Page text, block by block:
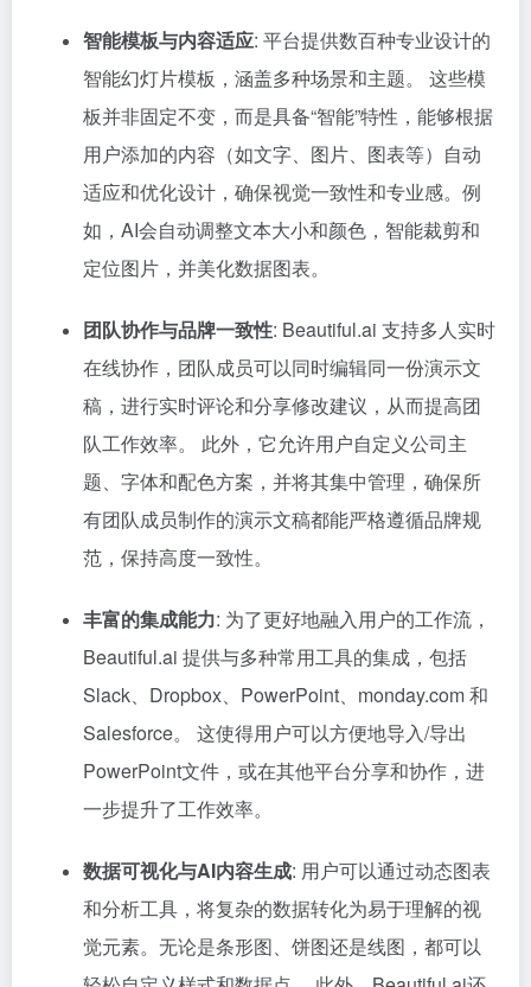
智能模板与内容适应: 平台提供数百种专业设计的
智能幻灯片模板，涵盖多种场景和主题。 这些模
板并非固定不变，而是具备“智能”特性，能够根据
用户添加的内容（如文字、图片、图表等）自动
适应和优化设计，确保视觉一致性和专业感。例
如，AI会自动调整文本大小和颜色，智能裁剪和
定位图片，并美化数据图表。
团队协作与品牌一致性: Beautiful.ai 支持多人实时
在线协作，团队成员可以同时编辑同一份演示文
稿，进行实时评论和分享修改建议，从而提高团
队工作效率。 此外，它允许用户自定义公司主
题、字体和配色方案，并将其集中管理，确保所
有团队成员制作的演示文稿都能严格遵循品牌规
范，保持高度一致性。
丰富的集成能力: 为了更好地融入用户的工作流，
Beautiful.ai 提供与多种常用工具的集成，包括
Slack、Dropbox、PowerPoint、monday.com 和
Salesforce。 这使得用户可以方便地导入/导出
PowerPoint文件，或在其他平台分享和协作，进
一步提升了工作效率。
数据可视化与AI内容生成: 用户可以通过动态图表
和分析工具，将复杂的数据转化为易于理解的视
觉元素。无论是条形图、饼图还是线图，都可以